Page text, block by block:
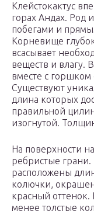
Клейстокактус
горах Андах. Род
побегами и
Корневище
всасывает
веществ и влагу.
вместе с горшком
Существуют
длина которых
правильной
изогнутой.
На поверхности
ребристые грани.
расположены
колючки,
красный
менее толстые